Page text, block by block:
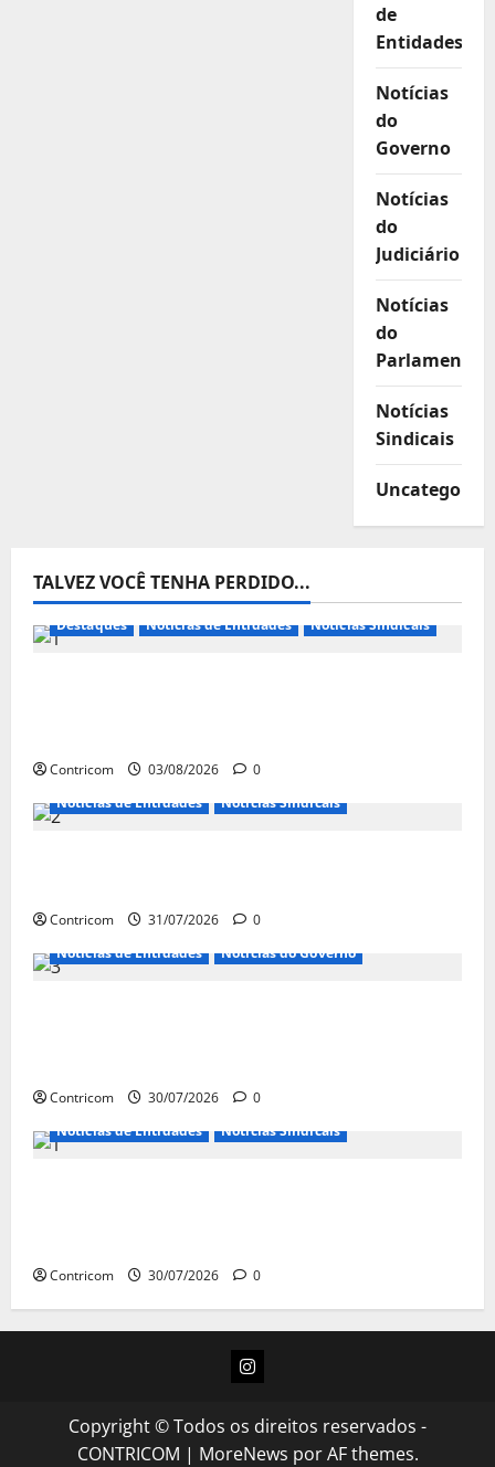
de
Entidades
Notícias
do
Governo
Notícias
do
Judiciário
Notícias
do
Parlamento
Notícias
Sindicais
TALVEZ VOCÊ TENHA PERDIDO...
Destaques Notícias de Entidades Notícias Sindicais
Contricom 03/08/2026
0
Notícias de Entidades
Notícias Sindicais
Contricom 31/07/2026
0
Notícias de Entidades
Notícias do Governo
Contricom 30/07/2026
0
Notícias de Entidades
Notícias Sindicais
Contricom 30/07/2026 0
Instagram
Copyright © Todos os direitos reservados -
CONTRICOM | MoreNews por AF themes.